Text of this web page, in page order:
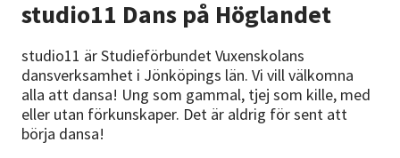
Nyheter
Avdelningar
Lyssna
studio11 Dans på Höglandet
studio11 är Studieförbundet Vuxenskolans
dansverksamhet i Jönköpings län. Vi vill välkomna
alla att dansa! Ung som gammal, tjej som kille, med
eller utan förkunskaper. Det är aldrig för sent att
börja dansa!